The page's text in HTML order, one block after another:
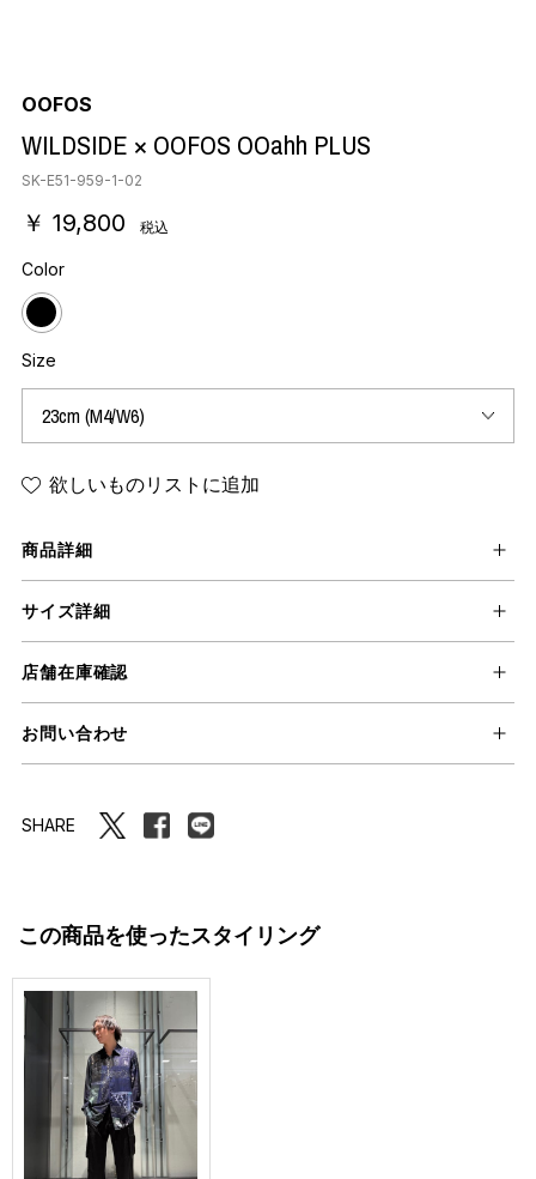
OOFOS
WILDSIDE × OOFOS OOahh PLUS
SK-E51-959-1-02
￥ 19,800 税込
Color
Size
欲しいものリストに追加
商品詳細
サイズ詳細
店舗在庫確認
お問い合わせ
SHARE
この商品を使ったスタイリング